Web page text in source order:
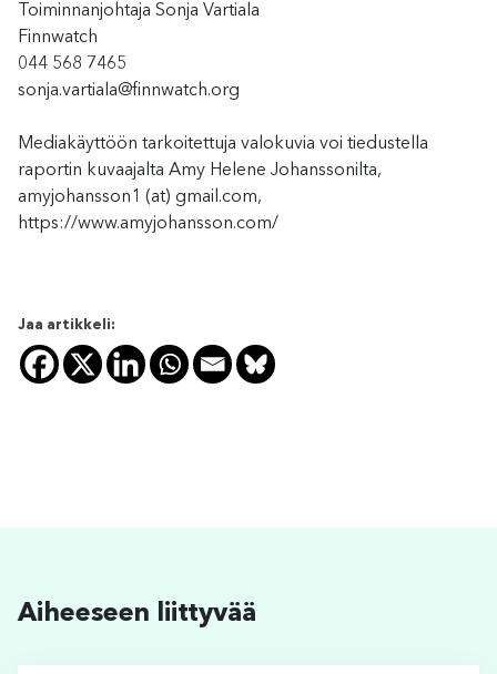
Toiminnanjohtaja Sonja Vartiala
Finnwatch
044 568 7465
sonja.vartiala@finnwatch.org
Mediakäyttöön tarkoitettuja valokuvia voi tiedustella
raportin kuvaajalta Amy Helene Johanssonilta,
amyjohansson1 (at) gmail.com,
https://www.amyjohansson.com/
Jaa artikkeli:
Aiheeseen liittyvää